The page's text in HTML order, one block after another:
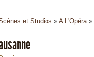
et Studios » A L'Opéra»